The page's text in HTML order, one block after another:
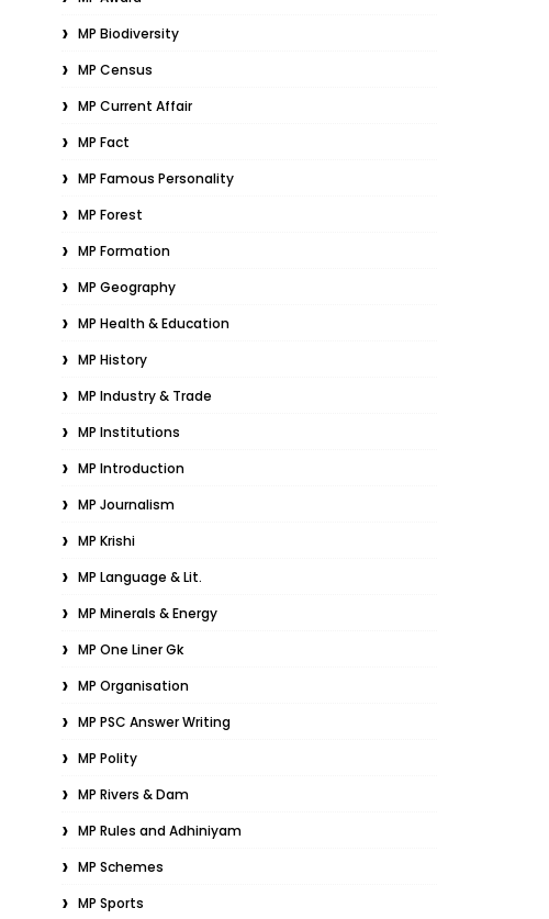
MP Biodiversity
MP Census
MP Current Affair
MP Fact
MP Famous Personality
MP Forest
MP Formation
MP Geography
MP Health & Education
MP History
MP Industry & Trade
MP Institutions
MP Introduction
MP Journalism
MP Krishi
MP Language & Lit.
MP Minerals & Energy
MP One Liner Gk
MP Organisation
MP PSC Answer Writing
MP Polity
MP Rivers & Dam
MP Rules and Adhiniyam
MP Schemes
MP Sports